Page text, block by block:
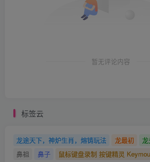
暂无评论内容
标签云
龙途天下，神炉生肖，熔铸玩法 龙最初 龙
鼻祖
鼻子
鼠标键盘录制 按键精灵